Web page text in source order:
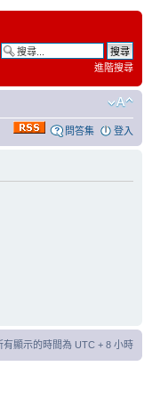
進階搜尋
問答集 登入
有顯示的時間為 UTC + 8 小時